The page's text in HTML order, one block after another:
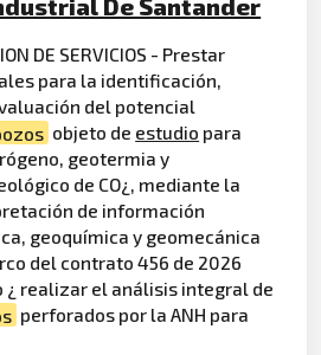
De Santander
DE SERVICIOS - Prestar
para la identificación,
del potencial
objeto de estudio para
geotermia y
de CO¿, mediante la
de información
geoquímica y geomecánica
del contrato 456 de 2026
¿ realizar el análisis integral de
perforados por la ANH para